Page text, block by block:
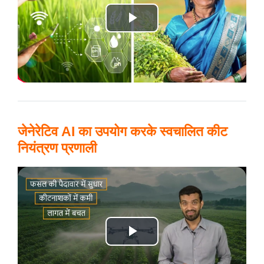
o
P
l
a
V
i
d
e
o
जेनेरेटिव AI का उपयोग करके स्वचालित कीट
नियंत्रण प्रणाली
P